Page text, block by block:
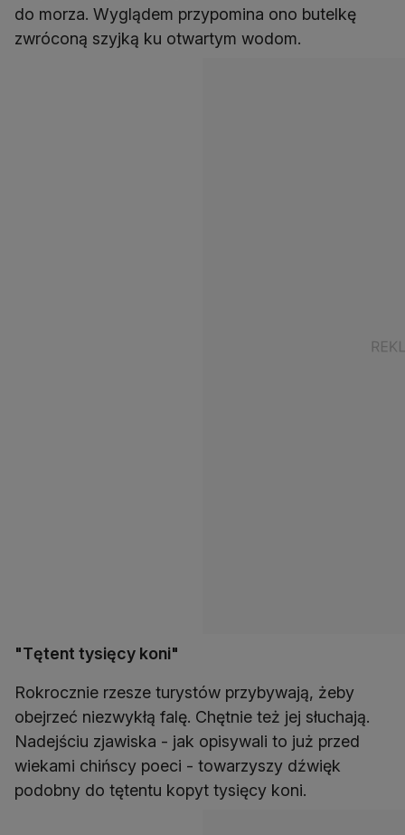
do morza. Wyglądem przypomina ono butelkę
zwróconą szyjką ku otwartym wodom.
"Tętent tysięcy koni"
Rokrocznie rzesze turystów przybywają, żeby
obejrzeć niezwykłą falę. Chętnie też jej słuchają.
Nadejściu zjawiska - jak opisywali to już przed
wiekami chińscy poeci - towarzyszy dźwięk
podobny do tętentu kopyt tysięcy koni.